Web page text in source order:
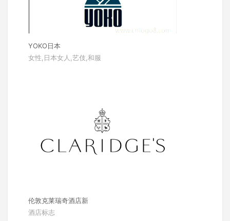
YOKO日本
女性,日本女人,艺伎,和服
伦敦克莱瑞奇酒店新
酒店标志